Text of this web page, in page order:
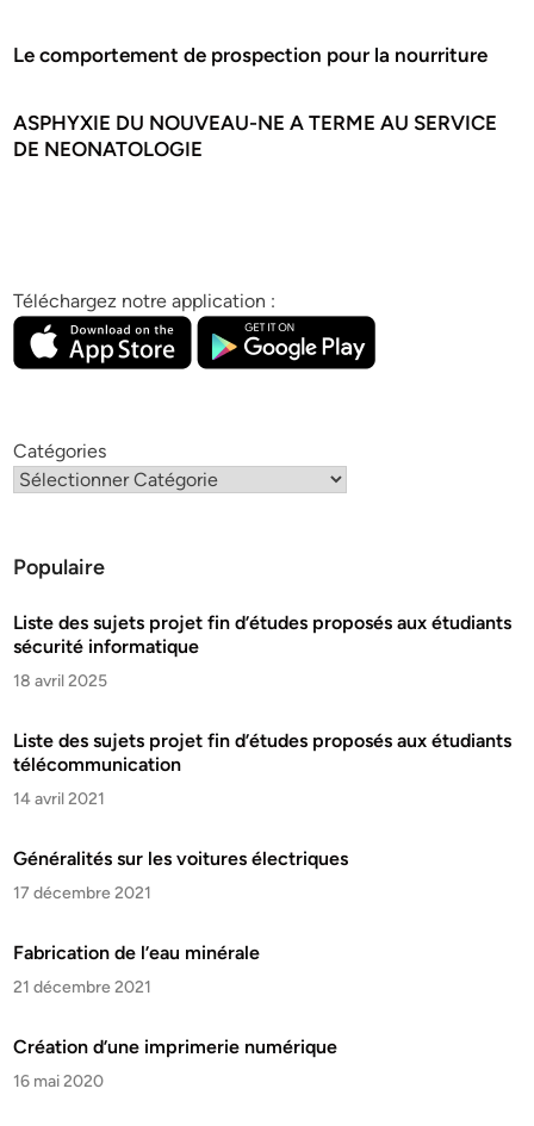
Le comportement de prospection pour la nourriture
ASPHYXIE DU NOUVEAU-NE A TERME AU SERVICE
DE NEONATOLOGIE
Téléchargez notre application :
Catégories
Populaire
Liste des sujets projet fin d’études proposés aux étudiants
sécurité informatique
18 avril 2025
Liste des sujets projet fin d’études proposés aux étudiants
télécommunication
14 avril 2021
Généralités sur les voitures électriques
17 décembre 2021
Fabrication de l’eau minérale
21 décembre 2021
Création d’une imprimerie numérique
16 mai 2020